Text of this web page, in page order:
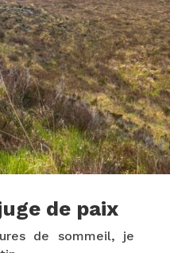
de paix
de sommeil, je